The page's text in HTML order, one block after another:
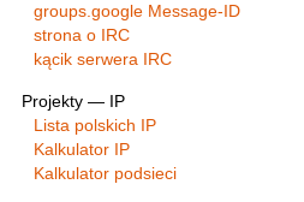
groups.google Message-ID
strona o IRC
kącik serwera IRC
Projekty — IP
Lista polskich IP
Kalkulator IP
Kalkulator podsieci